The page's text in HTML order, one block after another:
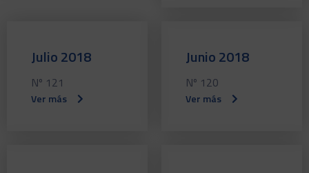
Julio 2018
Nº 121
Ver más
Junio 2018
Nº 120
Ver más